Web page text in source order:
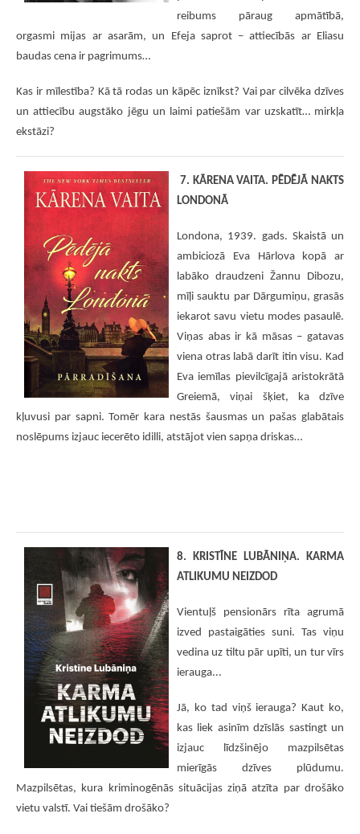
reibums pāraug apmātībā,
orgasmi mijas ar asarām, un Efeja saprot – attiecībās ar Eliasu
baudas cena ir pagrimums…
Kas ir mīlestība? Kā tā rodas un kāpēc iznīkst? Vai par cilvēka dzīves
un attiecību augstāko jēgu un laimi patiešām var uzskatīt… mirkļa
ekstāzi?
7. KĀRENA VAITA. PĒDĒJĀ NAKTS
LONDONĀ
Londona, 1939. gads. Skaistā un
ambiciozā Eva Hārlova kopā ar
labāko draudzeni Žannu Dibozu,
mīļi sauktu par Dārgumiņu, grasās
iekarot savu vietu modes pasaulē.
Viņas abas ir kā māsas – gatavas
viena otras labā darīt itin visu. Kad
Eva iemīlas pievilcīgajā aristokrātā
Greiemā, viņai šķiet, ka dzīve
kļuvusi par sapni. Tomēr kara nestās šausmas un pašas glabātais
noslēpums izjauc iecerēto idilli, atstājot vien sapņa driskas…
8. KRISTĪNE LUBĀNIŅA. KARMA
ATLIKUMU NEIZDOD
Vientuļš pensionārs rīta agrumā
izved pastaigāties suni. Tas viņu
vedina uz tiltu pār upīti, un tur vīrs
ierauga...
Jā, ko tad viņš ierauga? Kaut ko,
kas liek asinīm dzīslās sastingt un
izjauc līdzšinējo mazpilsētas
mierīgās dzīves plūdumu.
Mazpilsētas, kura kriminogēnās situācijas ziņā atzīta par drošāko
vietu valstī. Vai tiešām drošāko?